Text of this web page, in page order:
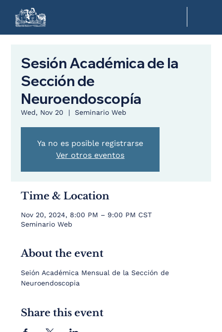
Sesión Académica de la
Sección de
Neuroendoscopía
Wed, Nov 20
  |
Seminario Web
Ya no es posible registrarse
Ver otros eventos
Time & Location
Nov 20, 2024, 8:00 PM – 9:00 PM CST
Seminario Web
About the event
Seión Académica Mensual de la Sección de
Neuroendoscopia
Share this event